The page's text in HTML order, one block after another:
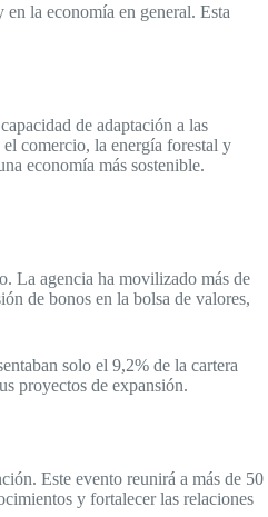
la economía en general. Esta
de adaptación a las
comercio, la energía forestal y
economía más sostenible.
La agencia ha movilizado más de
de bonos en la bolsa de valores,
solo el 9,2% de la cartera
proyectos de expansión.
Este evento reunirá a más de 50
y fortalecer las relaciones